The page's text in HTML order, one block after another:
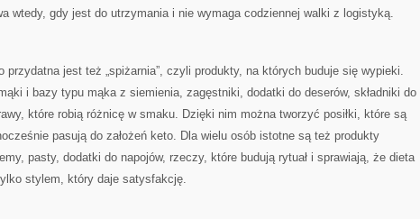
wtedy, gdy jest do utrzymania i nie wymaga codziennej walki z logistyką.
przydatna jest też „spiżarnia”, czyli produkty, na których buduje się wypieki.
i bazy typu mąka z siemienia, zagęstniki, dodatki do deserów, składniki do
które robią różnicę w smaku. Dzięki nim można tworzyć posiłki, które są
pasują do założeń keto. Dla wielu osób istotne są też produkty
pasty, dodatki do napojów, rzeczy, które budują rytuał i sprawiają, że dieta
stylem, który daje satysfakcję.